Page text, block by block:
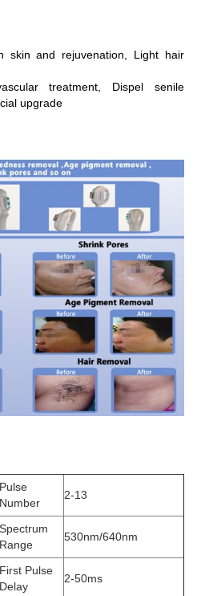
skin and rejuvenation, Light hair
treatment, Dispel senile
upgrade
Pulse
Number
2-13
Spectrum
Range
530nm/640nm
First Pulse
Delay
2-50ms